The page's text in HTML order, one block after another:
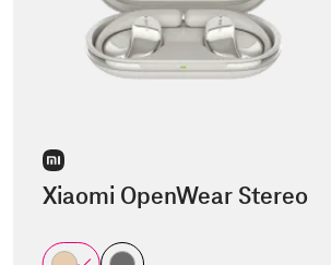
Xiaomi OpenWear Stereo